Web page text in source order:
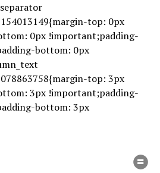
top: 0px
0px !important;padding-
bottom: 0px
top: 3px
3px !important;padding-
bottom: 3px